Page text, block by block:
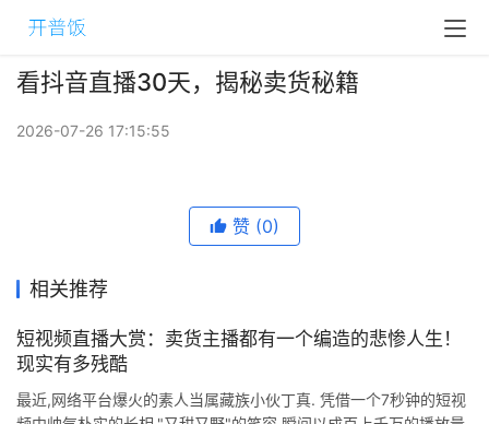
看抖音直播30天，揭秘卖货秘籍
2026-07-26 17:15:55
赞 (0)
相关推荐
短视频直播大赏：卖货主播都有一个编造的悲惨人生！
现实有多残酷
最近,网络平台爆火的素人当属藏族小伙丁真. 凭借一个7秒钟的短视